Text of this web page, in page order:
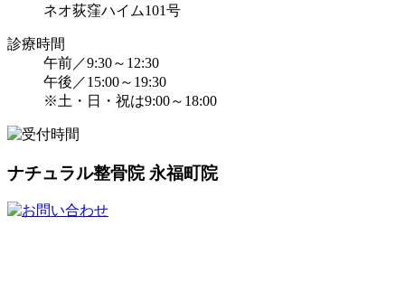
ネオ荻窪ハイム101号
診療時間
午前／9:30～12:30
午後／15:00～19:30
※土・日・祝は9:00～18:00
ナチュラル整骨院 永福町院